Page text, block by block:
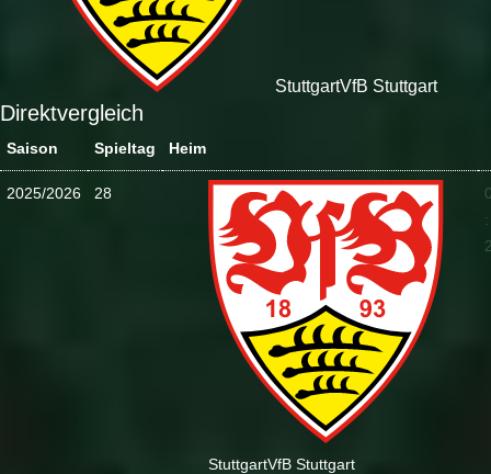
StuttgartVfB Stuttgart
Direktvergleich
Saison Spieltag Heim
2025/2026 28
StuttgartVfB Stuttgart
: